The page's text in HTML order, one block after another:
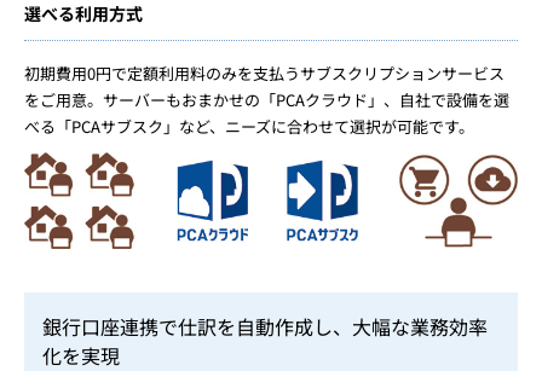
選べる利用方式
初期費用0円で定額利用料のみを支払うサブスクリプションサービス
をご用意。サーバーもおまかせの「PCAクラウド」、自社で設備を選
べる「PCAサブスク」など、ニーズに合わせて選択が可能です。
銀行口座連携で仕訳を自動作成し、大幅な業務効率
化を実現